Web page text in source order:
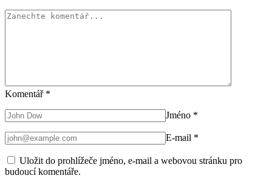
Komentář *
Jméno *
E-mail *
Uložit do prohlížeče jméno, e-mail a webovou stránku pro
budoucí komentáře.